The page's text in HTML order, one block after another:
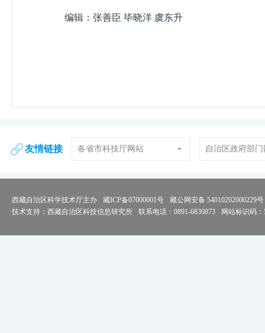
编辑：张善臣 毕晓洋 虞东升
友情链接 各省市科技厅网站 自治区政府部
西藏自治区科学技术厅主办 藏ICP备07000001号
藏公网安备 54010202000229号
技术支持：西藏自治区科技信息研究所
联系电话：0891-6830873 网站标识码：